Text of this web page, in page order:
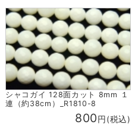
シャコガイ 128面カット 8mm １
連（約38cm）_R1810-8
800円(税込)